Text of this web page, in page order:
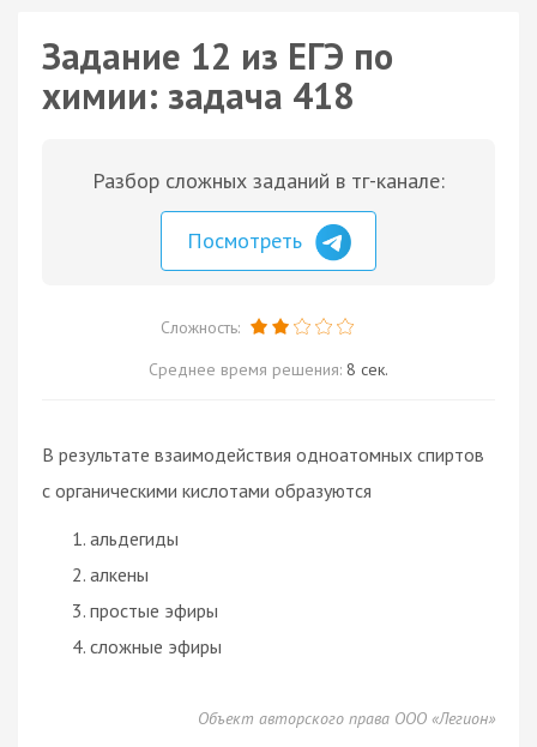
Задание 12 из ЕГЭ по
химии: задача 418
Разбор сложных заданий в тг-канале:
Посмотреть
Сложность:
Среднее время решения: 8 сек.
В результате взаимодействия одноатомных спиртов
с органическими кислотами образуются
альдегиды
алкены
простые эфиры
сложные эфиры
Объект авторского права ООО «Легион»